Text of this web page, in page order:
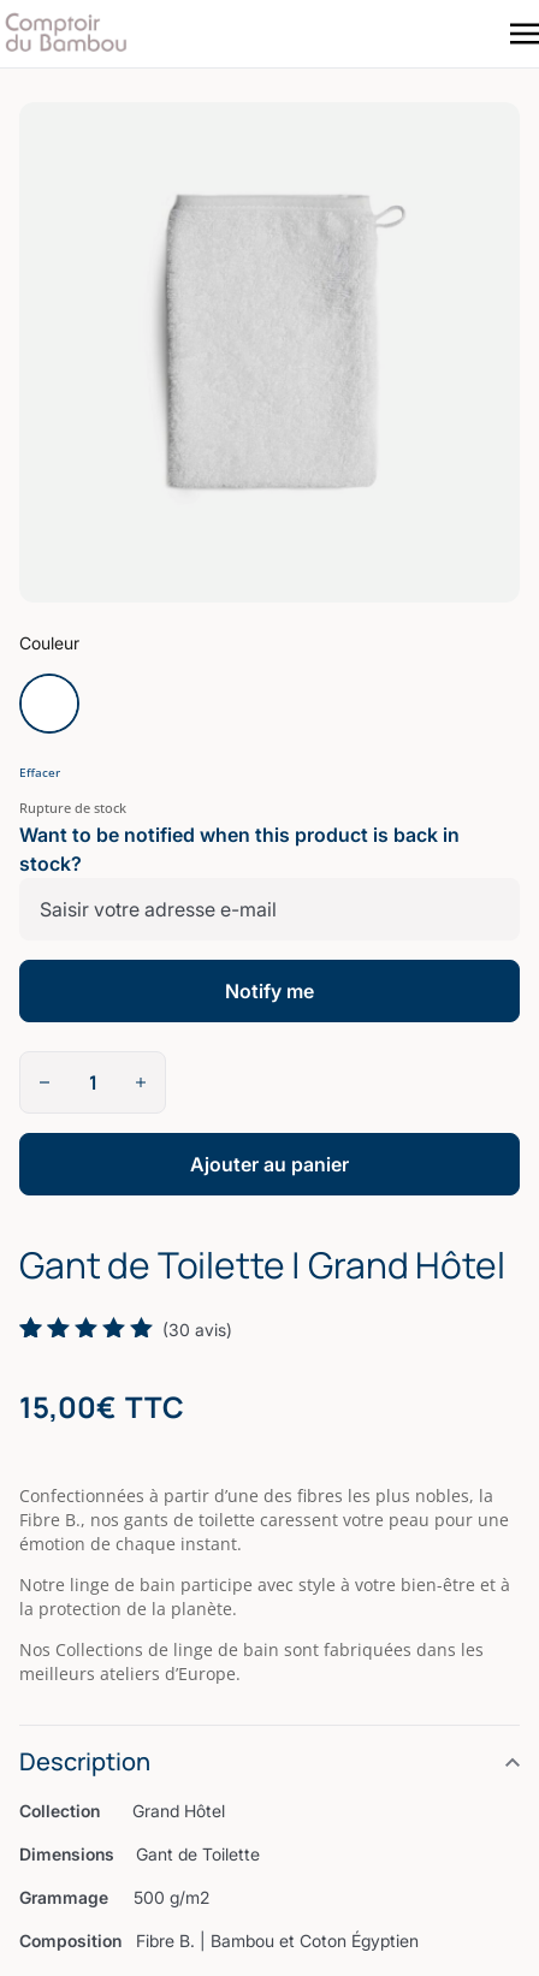
Gant de Toilette | Grand Hôtel
basé
sur
(30 avis)
15,00€ TTC
Confectionnées à partir d’une des fibres les plus nobles, la
Fibre B., nos gants de toilette caressent votre peau pour une
émotion de chaque instant.
Notre linge de bain participe avec style à votre bien-être et à
la protection de la planète.
Nos Collections de linge de bain sont fabriquées dans les
meilleurs ateliers d’Europe.
Couleur
Effacer
Rupture de stock
Want to be notified when this product is back in
stock?
Notify me
de
|
Ajouter au panier
Description
Collection Grand Hôtel
Dimensions Gant de Toilette
Grammage 500 g/m2
Composition Fibre B. | Bambou et Coton Égyptien